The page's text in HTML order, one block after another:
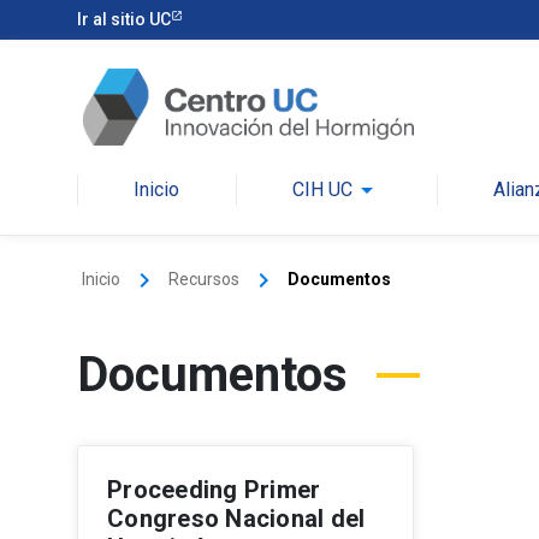
Ir al sitio UC
Inicio CIH UCarrow_drop_down
Inicio keyboard_arrow_right Recursos keyboard_arrow_right Documentos
Documentos
Proceeding Primer
Congreso Nacional del